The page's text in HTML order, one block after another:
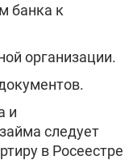
банка к
организации.
и
следует
в Росеестре